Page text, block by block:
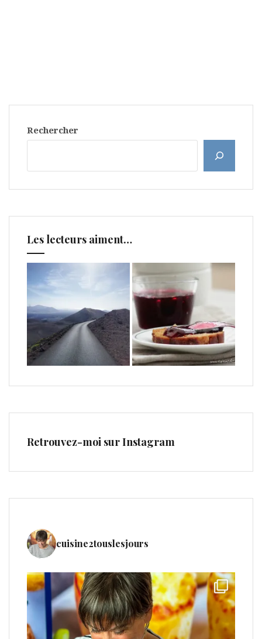
Rechercher
Les lecteurs aiment…
Retrouvez-moi sur Instagram
cuisine2touslesjours